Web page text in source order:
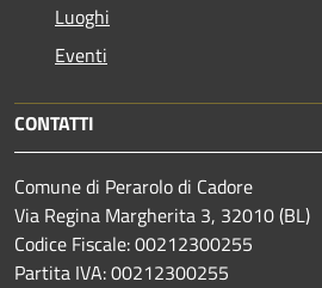
Luoghi
Eventi
CONTATTI
Comune di Perarolo di Cadore
Via Regina Margherita 3, 32010 (BL)
Codice Fiscale: 00212300255
Partita IVA: 00212300255